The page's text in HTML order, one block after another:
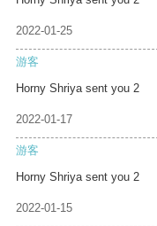
2022-01-25
游客
Horny Shriya sent you 2
2022-01-17
游客
Horny Shriya sent you 2
2022-01-15